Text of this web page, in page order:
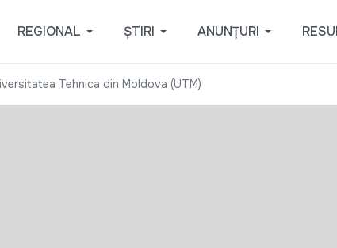
REGIONAL ȘTIRI ANUNȚURI
Tehnica din Moldova (UTM)